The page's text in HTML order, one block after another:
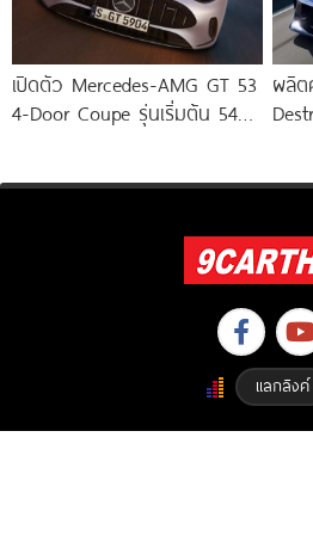
เปิดตัว Mercedes-AMG GT 53
4-Door Coupe รุ่นเริ่มต้น 544
ผลิต
แลกลิงค์